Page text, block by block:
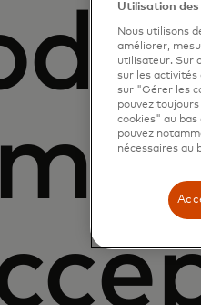
Utilisation
Nous utilisons
améliorer,
utilisateur. Sur
sur les activités
sur "Gérer les
pouvez
cookies" au
pouvez
nécessaires au